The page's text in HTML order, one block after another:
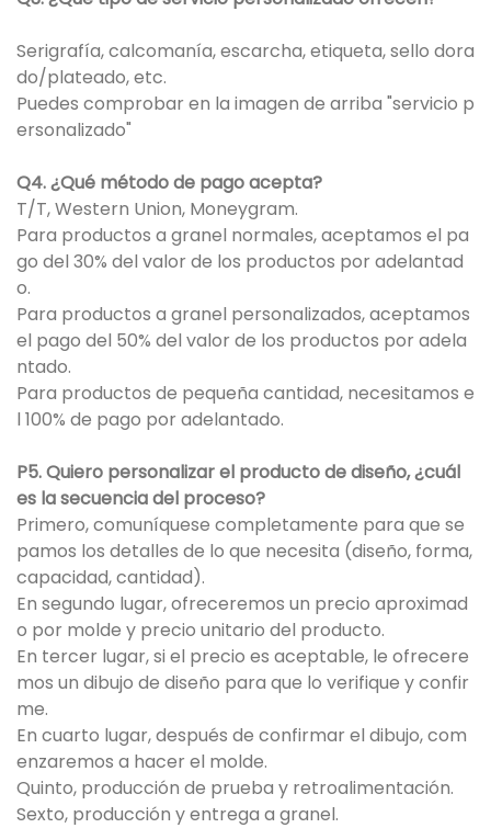
Serigrafía, calcomanía, escarcha, etiqueta, sello dora
do/plateado, etc.
Puedes comprobar en la imagen de arriba "servicio p
ersonalizado"
Q4. ¿Qué método de pago acepta?
T/T, Western Union, Moneygram.
Para productos a granel normales, aceptamos el pa
go del 30% del valor de los productos por adelantad
o.
Para productos a granel personalizados, aceptamos
el pago del 50% del valor de los productos por adela
ntado.
Para productos de pequeña cantidad, necesitamos e
l 100% de pago por adelantado.
P5. Quiero personalizar el producto de diseño, ¿cuál
es la secuencia del proceso?
Primero, comuníquese completamente para que se
pamos los detalles de lo que necesita (diseño, forma,
capacidad, cantidad).
En segundo lugar, ofreceremos un precio aproximad
o por molde y precio unitario del producto.
En tercer lugar, si el precio es aceptable, le ofrecere
mos un dibujo de diseño para que lo verifique y confir
me.
En cuarto lugar, después de confirmar el dibujo, com
enzaremos a hacer el molde.
Quinto, producción de prueba y retroalimentación.
Sexto, producción y entrega a granel.